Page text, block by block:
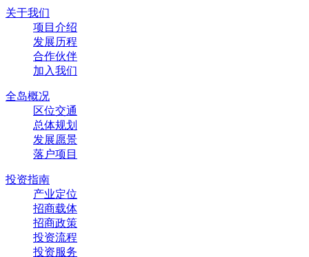
关于我们
项目介绍
发展历程
合作伙伴
加入我们
全岛概况
区位交通
总体规划
发展愿景
落户项目
投资指南
产业定位
招商载体
招商政策
投资流程
投资服务